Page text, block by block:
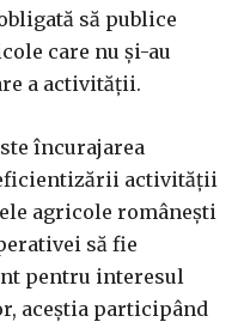
să publice
care nu şi-au
a activităţii.
încurajarea
activităţii
agricole româneşti
să fie
pentru interesul
aceştia participând